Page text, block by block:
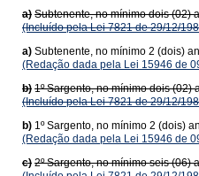
a) Subtenente, no mínimo dois (02)
(Incluído pela Lei 7821 de 29/12/
a) Subtenente, no mínimo 2 (dois)
(Redação dada pela Lei 15946 de
b) 1º Sargento, no mínimo dois (02)
(Incluído pela Lei 7821 de 29/12/
b) 1º Sargento, no mínimo 2 (dois)
(Redação dada pela Lei 15946 de
c) 2º Sargento, no mínimo seis (06)